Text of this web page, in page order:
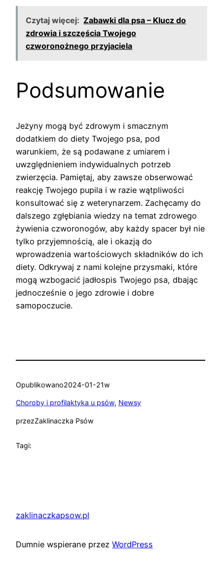
Czytaj więcej: Zabawki dla psa – Klucz do
zdrowia i szczęścia Twojego
czworonożnego przyjaciela
Podsumowanie
Jeżyny mogą być zdrowym i smacznym
dodatkiem do diety Twojego psa, pod
warunkiem, że są podawane z umiarem i
uwzględnieniem indywidualnych potrzeb
zwierzęcia. Pamiętaj, aby zawsze obserwować
reakcję Twojego pupila i w razie wątpliwości
konsultować się z weterynarzem. Zachęcamy do
dalszego zgłębiania wiedzy na temat zdrowego
żywienia czworonogów, aby każdy spacer był nie
tylko przyjemnością, ale i okazją do
wprowadzenia wartościowych składników do ich
diety. Odkrywaj z nami kolejne przysmaki, które
mogą wzbogacić jadłospis Twojego psa, dbając
jednocześnie o jego zdrowie i dobre
samopoczucie.
Opublikowano2024-01-21w
Choroby i profilaktyka u psów, Newsy
przezZaklinaczka Psów
Tagi:
zaklinaczkapsow.pl
Dumnie wspierane przez WordPress